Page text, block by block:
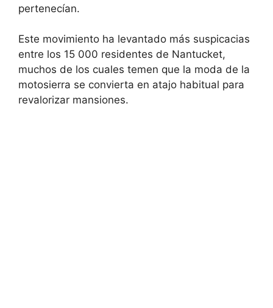
pertenecían.
Este movimiento ha levantado más suspicacias
entre los 15 000 residentes de Nantucket,
muchos de los cuales temen que la moda de la
motosierra se convierta en atajo habitual para
revalorizar mansiones.